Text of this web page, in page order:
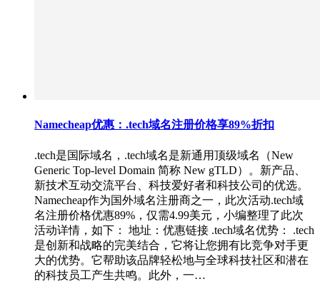
Namecheap优惠：.tech域名注册价格享89%折扣
.tech是国际域名，.tech域名是新通用顶级域名（New
Generic Top-level Domain 简称 New gTLD）。新产品、
新技术互动交流平台、科技爱好者和科技公司的优选。
Namecheap作为国外域名注册商之一，此次活动.tech域
名注册价格优惠89%，仅需4.99美元，小编整理了此次
活动详情，如下： 地址：优惠链接 .tech域名优势： .tech
是创新和战略的完美结合，它将让您拥有比竞争对手更
大的优势。它帮助该品牌轻松地与全球科技社区和潜在
的科技员工产生共鸣。此外，一…